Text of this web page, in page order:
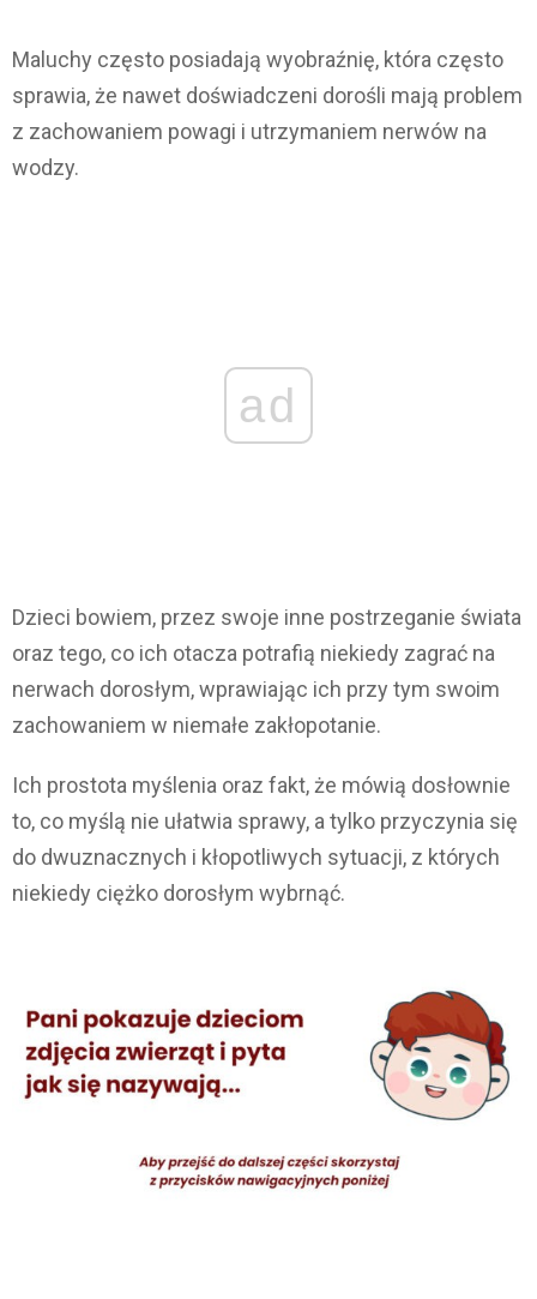
Maluchy często posiadają wyobraźnię, która często
sprawia, że nawet doświadczeni dorośli mają problem
z zachowaniem powagi i utrzymaniem nerwów na
wodzy.
ad
Dzieci bowiem, przez swoje inne postrzeganie świata
oraz tego, co ich otacza potrafią niekiedy zagrać na
nerwach dorosłym, wprawiając ich przy tym swoim
zachowaniem w niemałe zakłopotanie.
Ich prostota myślenia oraz fakt, że mówią dosłownie
to, co myślą nie ułatwia sprawy, a tylko przyczynia się
do dwuznacznych i kłopotliwych sytuacji, z których
niekiedy ciężko dorosłym wybrnąć.